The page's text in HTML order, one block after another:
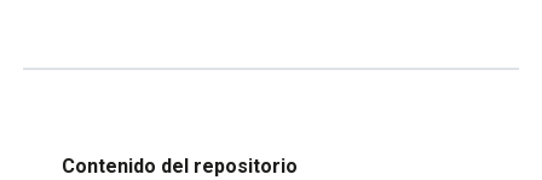
Contenido del repositorio